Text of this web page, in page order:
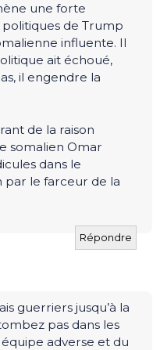
une forte
de Trump
influente. Il
ait échoué,
il engendre la
de la raison
somalien Omar
dans le
par le farceur de la
Répondre
guerriers jusqu’à la
pas dans les
adverse et du